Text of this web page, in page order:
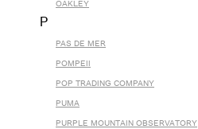
OAKLEY
P
PAS DE MER
POMPEII
POP TRADING COMPANY
PUMA
PURPLE MOUNTAIN OBSERVATORY